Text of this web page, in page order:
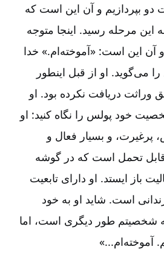
دو بپردازیم و آن این است که
مرحله رسید. اینجا متوجه
آن این است‌:‌ «آموخته‌ام‌.» خدا
می‌گوید. او از قبل اینطور
وراثت دریافت نکرده بود. او
خود پولس را نگاه کنید:‌ او
و بسیار فعال و
تحمل است که در گوشه
باز ایستد. او دارای تابعیت
است‌. شاید او به خود
شخصیتم طور دیگری است‌، اما
آموخته‌ام‌...»